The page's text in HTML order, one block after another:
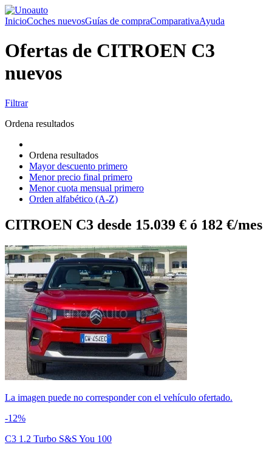
InicioCoches nuevosGuías de compraComparativaAyuda
Ofertas de CITROEN C3
nuevos
Filtrar
Ordena resultados
Ordena resultados
Mayor descuento primero
Menor precio final primero
Menor cuota mensual primero
Orden alfabético (A-Z)
CITROEN C3 desde 15.039 € ó 182 €/mes
La imagen puede no corresponder con el vehículo ofertado.
-12%
C3 1.2 Turbo S&S You 100